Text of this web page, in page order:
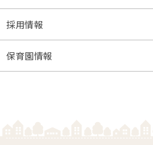
採用情報
保育園情報